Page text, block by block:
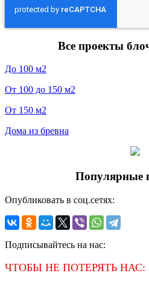
Все проекты
До 100 м2
От 100 до 150 м2
От 150 м2
Дома из бревна
Популярные
Опубликовать в соц.сетях:
Подписывайтесь на нас:
ЧТОБЫ НЕ ПОТЕРЯТЬ НАС: